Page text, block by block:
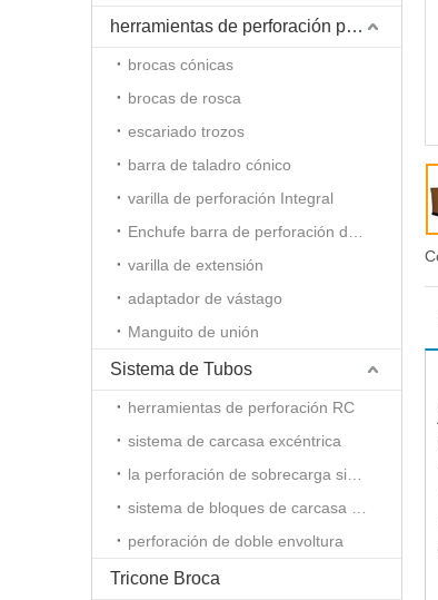
herramientas de perforación para martillo Top
brocas cónicas
brocas de rosca
escariado trozos
barra de taladro cónico
varilla de perforación Integral
varilla de extensión
adaptador de vástago
Manguito de unión
Sistema de Tubos
herramientas de perforación RC
sistema de carcasa excéntrica
perforación de doble envoltura
Tricone Broca